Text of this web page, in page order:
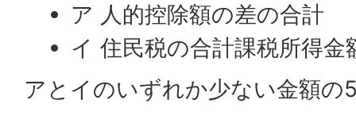
ア 人的控除額の差の合計
イ 住民税の合計課税所得金
アとイのいずれか少ない金額の